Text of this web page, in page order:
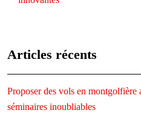
Articles récents
Proposer des vols en montgolfière
séminaires inoubliables